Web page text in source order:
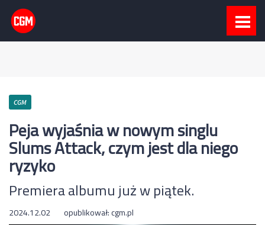
CGM
Peja wyjaśnia w nowym singlu
Slums Attack, czym jest dla niego
ryzyko
Premiera albumu już w piątek.
2024.12.02 opublikował:cgm.pl